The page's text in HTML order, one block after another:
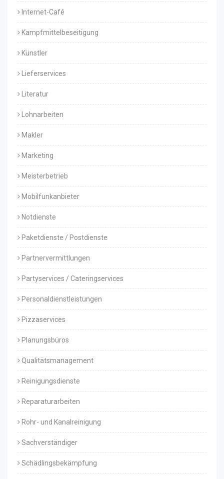
Internet-Café
Kampfmittelbeseitigung
Künstler
Lieferservices
Literatur
Lohnarbeiten
Makler
Marketing
Meisterbetrieb
Mobilfunkanbieter
Notdienste
Paketdienste / Postdienste
Partnervermittlungen
Partyservices / Cateringservices
Personaldienstleistungen
Pizzaservices
Planungsbüros
Qualitätsmanagement
Reinigungsdienste
Reparaturarbeiten
Rohr- und Kanalreinigung
Sachverständiger
Schädlingsbekämpfung